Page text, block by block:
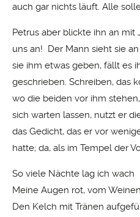
auch gar nichts läuft. Alle
Petrus aber blickte ihn an mit
uns an! Der Mann sieht sie
sie ihm etwas geben, fällt es
geschrieben. Schreiben, das
wo die beiden vor ihm
sich warten lassen, nutzt er
das Gedicht, das er vor
hatte; da, als im Tempel der
So viele Nächte lag ich wach
Meine Augen rot, vom
Den Kelch mit Tränen